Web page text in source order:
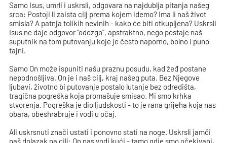
Samo Isus, umrli i uskrsli, odgovara na najdublja pitanja našeg
srca: Postoji li zaista cilj prema kojem idemo? Ima li naš život
smisla? A patnja tolikih nevinih - kako će biti otkupljena? Uskrsli
Isus ne daje odgovor "odozgo", apstraktno, nego postaje naš
suputnik na tom putovanju koje je često naporno, bolno i puno
tajni.
Samo On može ispuniti našu praznu posudu, kad žeđ postane
nepodnošljiva. On je i naš cilj, kraj našeg puta. Bez Njegove
ljubavi, životno bi putovanje postalo lutanje bez odredišta,
tragična pogreška koja promašuje smisao. Mi smo krhka
stvorenja. Pogreška je dio ljudskosti - to je rana grijeha koja nas
obara, obeshrabruje i vodi u očaj.
Ali uskrsnuti znači ustati i ponovno stati na noge. Uskrsli jamči
naš dolazak na cilj: On nas vodi kući - tamo gdje smo očekivani,